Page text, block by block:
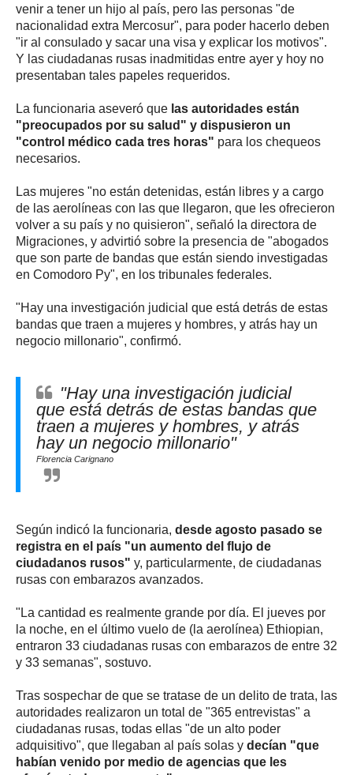
venir a tener un hijo al país, pero las personas "de
nacionalidad extra Mercosur", para poder hacerlo deben
"ir al consulado y sacar una visa y explicar los motivos".
Y las ciudadanas rusas inadmitidas entre ayer y hoy no
presentaban tales papeles requeridos.
La funcionaria aseveró que las autoridades están
"preocupados por su salud" y dispusieron un
"control médico cada tres horas" para los chequeos
necesarios.
Las mujeres "no están detenidas, están libres y a cargo
de las aerolíneas con las que llegaron, que les ofrecieron
volver a su país y no quisieron", señaló la directora de
Migraciones, y advirtió sobre la presencia de "abogados
que son parte de bandas que están siendo investigadas
en Comodoro Py", en los tribunales federales.
"Hay una investigación judicial que está detrás de estas
bandas que traen a mujeres y hombres, y atrás hay un
negocio millonario", confirmó.
"Hay una investigación judicial
que está detrás de estas bandas que
traen a mujeres y hombres, y atrás
hay un negocio millonario"
Florencia Carignano
Según indicó la funcionaria, desde agosto pasado se
registra en el país "un aumento del flujo de
ciudadanos rusos" y, particularmente, de ciudadanas
rusas con embarazos avanzados.
"La cantidad es realmente grande por día. El jueves por
la noche, en el último vuelo de (la aerolínea) Ethiopian,
entraron 33 ciudadanas rusas con embarazos de entre 32
y 33 semanas", sostuvo.
Tras sospechar de que se tratase de un delito de trata, las
autoridades realizaron un total de "365 entrevistas" a
ciudadanas rusas, todas ellas "de un alto poder
adquisitivo", que llegaban al país solas y decían "que
habían venido por medio de agencias que les